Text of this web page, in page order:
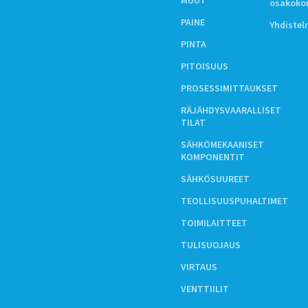
PAINE
PINTA
PITOISUUS
PROSESSIMITTAUKSET
RÄJÄHDYSVAARALLISET
TILAT
SÄHKÖMEKAANISET
KOMPONENTIT
SÄHKÖSUUREET
TEOLLISUUSPUHALTIMET
TOIMILAITTEET
TULISUOJAUS
VIRTAUS
VENTTIILIT